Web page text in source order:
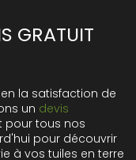
GRATUIT
la satisfaction de
un devis
pour tous nos
pour découvrir
à vos tuiles en terre